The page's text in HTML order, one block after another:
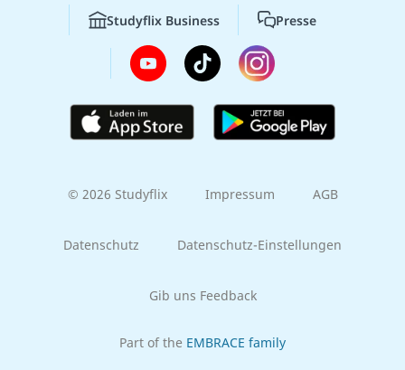
Studyflix Business Presse
© 2026 Studyflix Impressum AGB
Datenschutz Datenschutz-Einstellungen
Gib uns Feedback
Part of the EMBRACE family